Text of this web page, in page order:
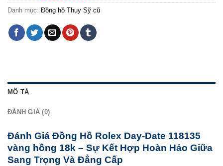
Danh mục: Đồng hồ Thụy Sỹ cũ
MÔ TẢ
ĐÁNH GIÁ (0)
Đánh Giá Đồng Hồ Rolex Day-Date 118135
vàng hồng 18k – Sự Kết Hợp Hoàn Hảo Giữa
Sang Trọng Và Đẳng Cấp